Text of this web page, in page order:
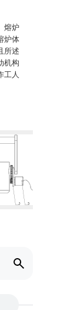
熔炉
炉体
所述
机构
工人